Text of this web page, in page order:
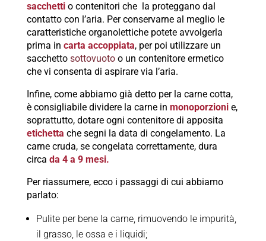
sacchettio contenitori che la proteggano dal
contatto con l’aria. Per conservarne al meglio le
caratteristiche organolettiche potete avvolgerla
prima in carta accoppiata, per poi utilizzare un
sacchetto sottovuotoo un contenitore ermetico
che vi consenta di aspirare via l’aria.
Infine, come abbiamo già detto per la carne cotta,
è consigliabile dividere la carne in monoporzionie,
soprattutto, dotare ogni contenitore di apposita
etichetta che segni la data di congelamento. La
carne cruda, se congelata correttamente, dura
circa da 4 a 9 mesi.
Per riassumere, ecco i passaggi di cui abbiamo
parlato:
Pulite per bene la carne, rimuovendo le impurità,
il grasso, le ossa e i liquidi;